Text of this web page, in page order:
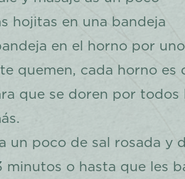
hojitas en una bandeja
en el horno por
quemen, cada horno es
que se doren por todos
un poco de sal rosada y
minutos o hasta que les